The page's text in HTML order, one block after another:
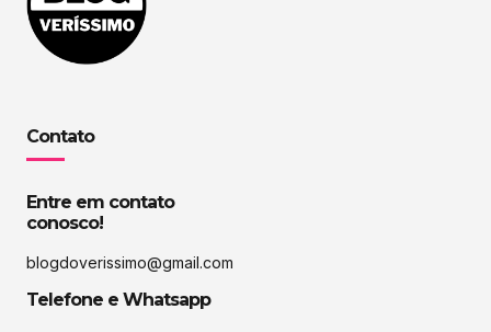
Contato
Entre em contato
conosco!
blogdoverissimo@gmail.com
Telefone e Whatsapp